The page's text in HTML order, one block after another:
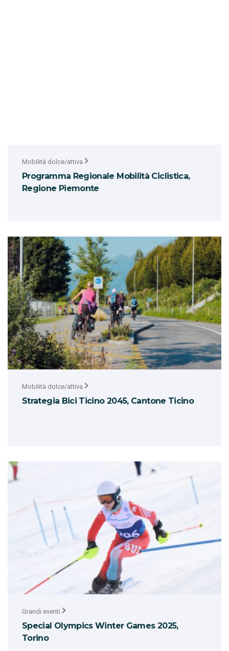
Mobilità dolce/attiva
Programma Regionale Mobilità Ciclistica,
Regione Piemonte
Mobilità dolce/attiva
Strategia Bici Ticino 2045, Cantone Ticino
Grandi eventi
Special Olympics Winter Games 2025,
Torino